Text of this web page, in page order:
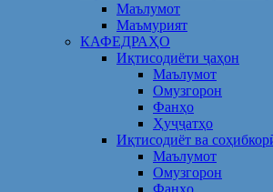
Маълумот
Маъмурият
КАФЕДРАҲО
Иқтисодиёти ҷаҳон
Маълумот
Омузгорон
Фанҳо
Ҳуҷҷатҳо
Иқтисодиёт ва
Маълумот
Омузгорон
Фанҳо